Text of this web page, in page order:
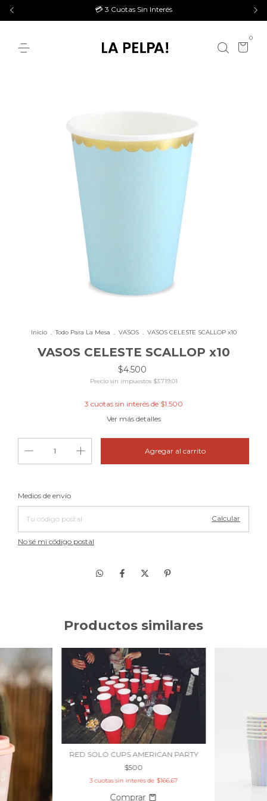
💳 3 Cuotas Sin Interés
0
Inicio . Todo Para La Mesa . VASOS . VASOS CELESTE SCALLOP x10
VASOS CELESTE SCALLOP x10
$4.500
Precio sin impuestos $3.719,01
3 cuotas sin interés de $1.500
Ver más detalles
Entregas para el CP:
Medios de envío
Calcular
No sé mi código postal
Productos similares
RED SOLO CUPS AMERICAN PARTY
$500
3 cuotas sin interés de $166,67